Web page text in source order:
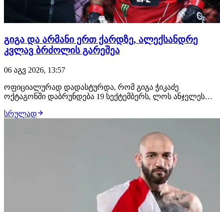
გიგა და არმანი ერთ ქარდზე, ალექსანდრე
კვლავ ბრძოლის გარეშეა
06 აგვ 2026, 13:57
ოფიციალურად დადასტურდა, რომ გიგა ჭიკაძე
ოქტაგონში დაბრუნდება 19 სექტემბერს, ლოს ანჯელესში
მებრძოლის მოწინააღმდეგე იქნება ჟოანდერსონ ბრიტო,
იგივე ქარდზე თანამთავარ ჩხუბში არმან ცარუკიანი
სრულად